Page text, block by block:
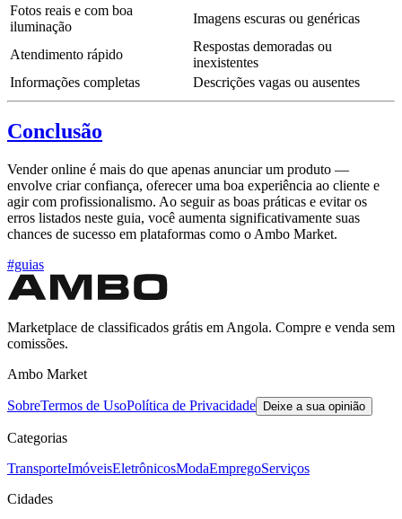
Fotos reais e com boa
iluminação
Imagens escuras ou genéricas
Atendimento rápido
Respostas demoradas ou
inexistentes
Informações completas
Descrições vagas ou ausentes
Conclusão
Vender online é mais do que apenas anunciar um produto —
envolve criar confiança, oferecer uma boa experiência ao cliente e
agir com profissionalismo. Ao seguir as boas práticas e evitar os
erros listados neste guia, você aumenta significativamente suas
chances de sucesso em plataformas como o Ambo Market.
#guias
Marketplace de classificados grátis em Angola. Compre e venda sem
comissões.
Ambo Market
SobreTermos de UsoPolítica de Privacidade Deixe a sua opinião
Categorias
TransporteImóveisEletrônicosModaEmpregoServiços
Cidades